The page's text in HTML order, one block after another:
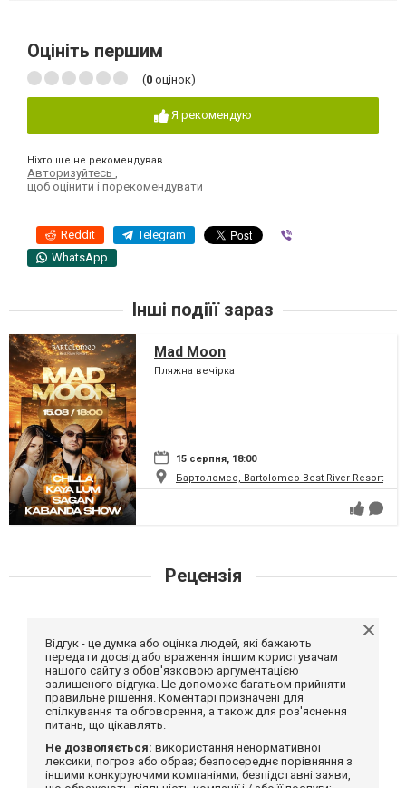
Оцініть першим
(0 оцінок)
Я рекомендую
Ніхто ще не рекомендував
Авторизуйтесь
щоб оцінити і порекомендувати
Reddit Telegram
WhatsApp
Інші подіїї зараз
Mad Moon
Пляжна вечірка
15 серпня, 18:00
Бартоломео, Bartolomeo Best River Resort
Рецензія
Відгук - це думка або оцінка людей, які бажають
передати досвід або враження іншим користувачам
нашого сайту з обов'язковою аргументацією
залишеного відгука. Це допоможе багатьом прийняти
правильне рішення. Коментарі призначені для
спілкування та обговорення, а також для роз'яснення
питань, що цікавлять.
Не дозволяється: використання ненормативної
лексики, погроз або образ; безпосереднє порівняння з
іншими конкуруючими компаніями; безпідставні заяви,